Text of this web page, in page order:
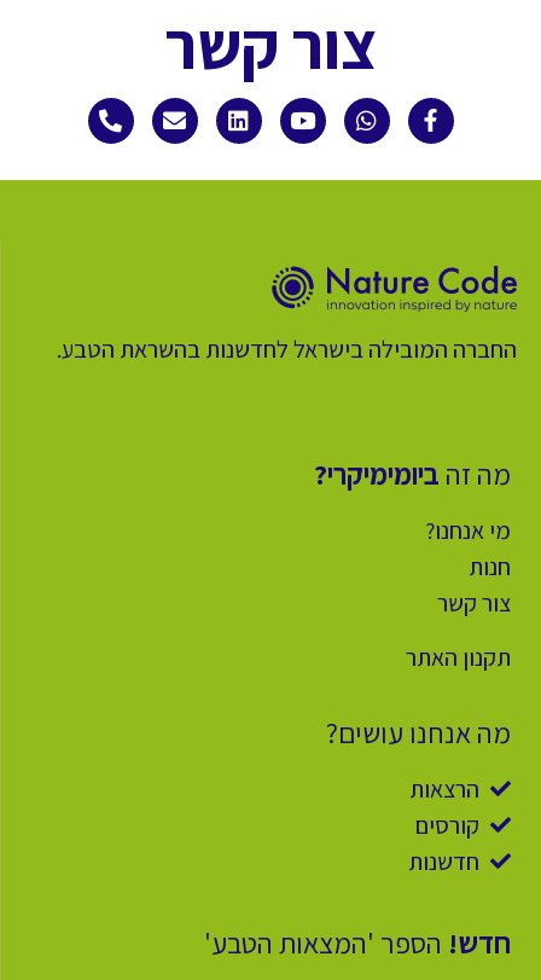
צור קשר
החברה המובילה בישראל לחדשנות בהשראת הטבע.
מה זה ביומימיקרי?
מי אנחנו?
חנות
צור קשר
תקנון האתר
מה אנחנו עושים?
הרצאות
קורסים
חדשנות
חדש! הספר 'המצאות הטבע'